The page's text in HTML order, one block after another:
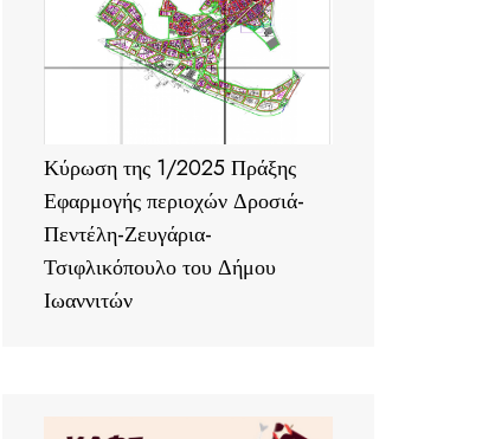
Κύρωση της 1/2025 Πράξης
Εφαρμογής περιοχών Δροσιά-
Πεντέλη-Ζευγάρια-
Τσιφλικόπουλο του Δήμου
Ιωαννιτών